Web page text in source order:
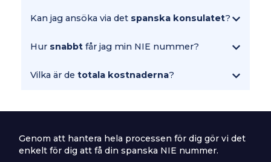
Kan jag ansöka via det spanska konsulatet?
Hur snabbt får jag min NIE nummer?
Vilka är de totala kostnaderna?
Genom att hantera hela processen för dig gör vi det
enkelt för dig att få din spanska NIE nummer.